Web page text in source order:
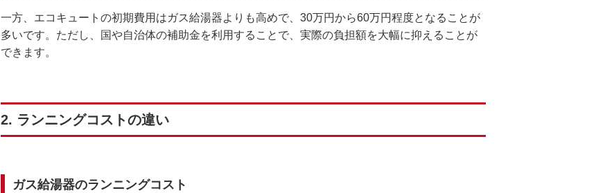
一方、エコキュートの初期費用はガス給湯器よりも高めで、30万円から60万円程度となることが
多いです。ただし、国や自治体の補助金を利用することで、実際の負担額を大幅に抑えることが
できます。
2. ランニングコストの違い
ガス給湯器のランニングコスト